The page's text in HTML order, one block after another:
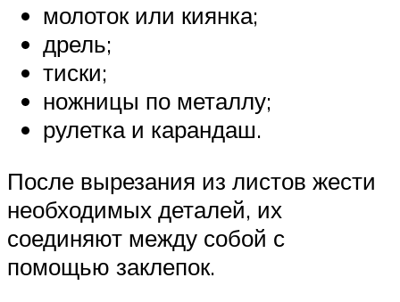
молоток или киянка;
дрель;
тиски;
ножницы по металлу;
рулетка и карандаш.
После вырезания из листов жести
необходимых деталей, их
соединяют между собой с
помощью заклепок.